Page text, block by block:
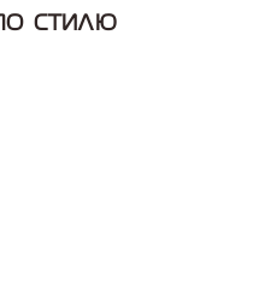
стилю